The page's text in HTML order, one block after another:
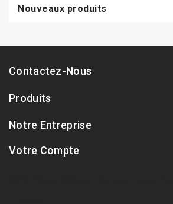
Nouveaux produits
Contactez-Nous
Produits
Notre Entreprise
Votre Compte